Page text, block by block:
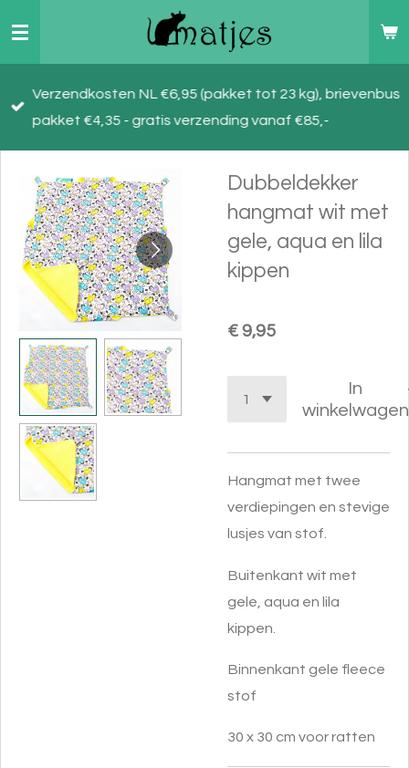
Ga
de
hoofdinhoud
Verzendkosten NL €6,95 (pakket tot 23 kg), brievenbus
pakket €4,35 - gratis verzending vanaf €85,-
Dubbeldekker
hangmat wit met
gele, aqua en lila
kippen
€ 9,95
In
winkelwagen
Hangmat met twee
verdiepingen en stevige
lusjes van stof.
Buitenkant wit met
gele, aqua en lila
kippen.
Binnenkant gele fleece
stof
30 x 30 cm voor ratten